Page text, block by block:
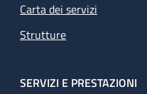
Carta dei servizi
Strutture
SERVIZI E PRESTAZIONI